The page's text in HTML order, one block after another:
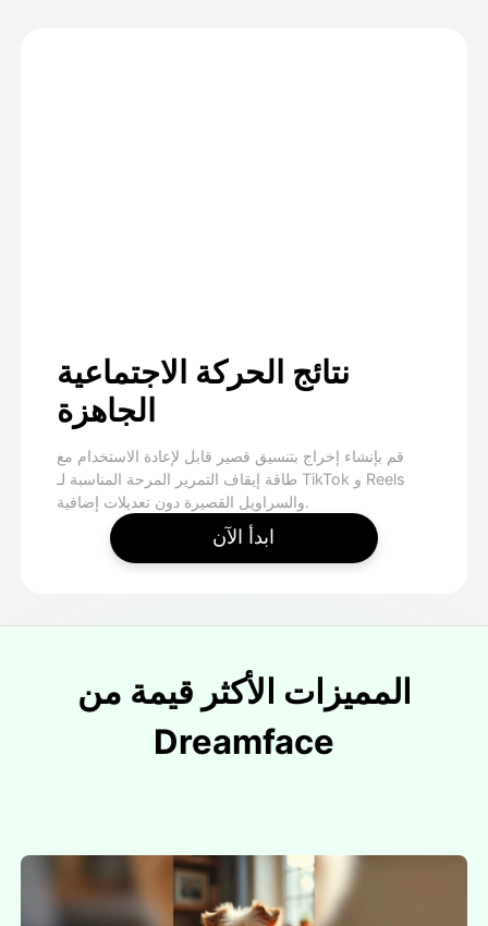
نتائج الحركة الاجتماعية
الجاهزة
قم بإنشاء إخراج بتنسيق قصير قابل لإعادة الاستخدام مع
طاقة إيقاف التمرير المرحة المناسبة لـ TikTok و Reels
والسراويل القصيرة دون تعديلات إضافية.
ابدأ الآن
المميزات الأكثر قيمة من
Dreamface